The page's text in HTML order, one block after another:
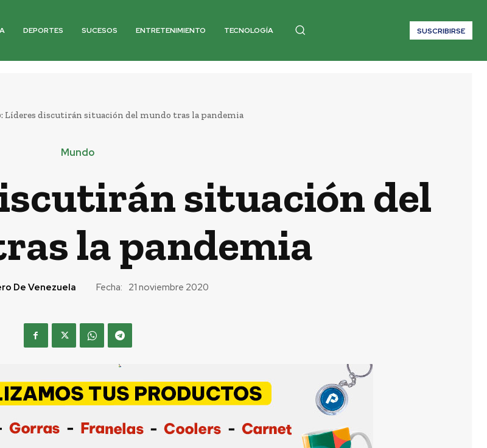
DEPORTES SUCESOS ENTRETENIMIENTO TECNOLOGÍA SUSCRIBIRSE
Líderes discutirán situación del mundo tras la pandemia
Mundo
situación del
la pandemia
De Venezuela Fecha: 21 noviembre 2020